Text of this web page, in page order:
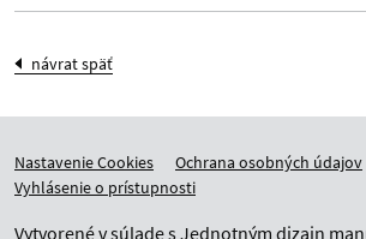
návrat späť
Nastavenie Cookies
Ochrana osobných údajov
Vyhlásenie o prístupnosti
Vytvorené v súlade sJednotným dizajn